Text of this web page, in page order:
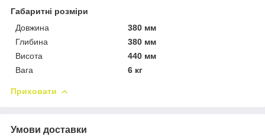
Габаритні розміри
Довжина
380 мм
Глибина
380 мм
Висота
440 мм
Вага
6 кг
Приховати
Умови доставки